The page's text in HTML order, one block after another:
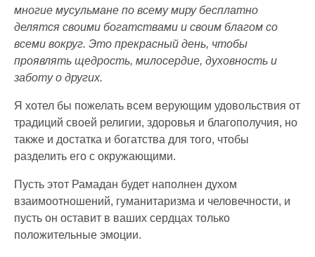
многие мусульмане по всему миру бесплатно
делятся своими богатствами и своим благом со
всеми вокруг. Это прекрасный день, чтобы
проявлять щедрость, милосердие, духовность и
заботу о других.
Я хотел бы пожелать всем верующим удовольствия от
традиций своей религии, здоровья и благополучия, но
также и достатка и богатства для того, чтобы
разделить его с окружающими.
Пусть этот Рамадан будет наполнен духом
взаимоотношений, гуманитаризма и человечности, и
пусть он оставит в ваших сердцах только
положительные эмоции.